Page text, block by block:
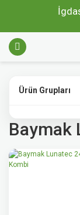
Ürün Grupları
Baymak